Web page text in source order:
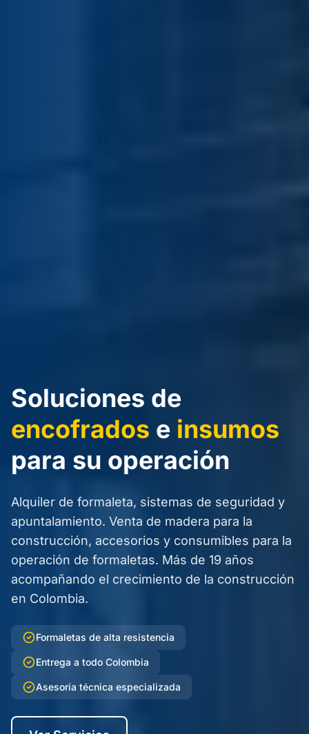
Soluciones de
encofrados e insumos
para su operación
Alquiler de formaleta, sistemas de seguridad y
apuntalamiento. Venta de madera para la
construcción, accesorios y consumibles para la
operación de formaletas. Más de 19 años
acompañando el crecimiento de la construcción
en Colombia.
Formaletas de alta resistencia
Entrega a todo Colombia
Asesoría técnica especializada